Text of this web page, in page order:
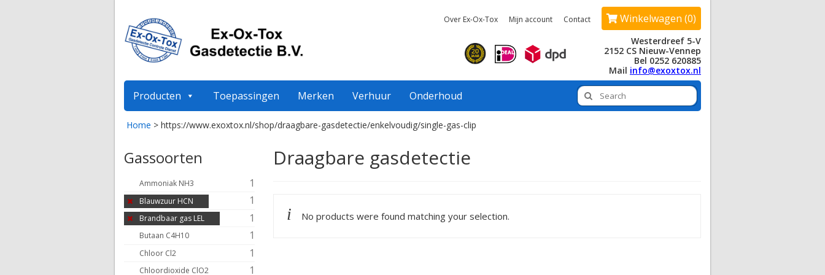
Winkelwagen (0)
Over Ex-Ox-Tox Mijn account Contact
Westerdreef 5-V
2152 CS Nieuw-Vennep
Bel 0252 620885
Mail info@exoxtox.nl
Producten Toepassingen Merken Verhuur Onderhoud
Home >https://www.exoxtox.nl/shop/draagbare-gasdetectie/enkelvoudig/single-gas-clip
Draagbare gasdetectie
No products were found matching your selection.
Gassoorten
Ammoniak NH3 1
Blauwzuur HCN 1
Brandbaar gas LEL 1
Butaan C4H10 1
Chloor Cl2 1
Chloordioxide ClO2 1